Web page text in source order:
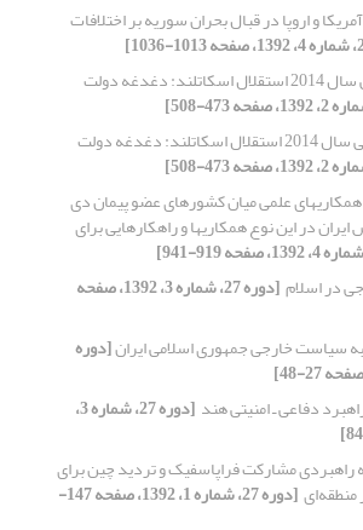
و اروپا در قبال بحران سوریه بر اختلافات
همه‌پرسی سال 2014 استقلال اسکاتلند: دغدغه ‏دولت
همه‌پرسی سال 2014 استقلال اسکاتلند: دغدغه ‏دولت
علمی میان کشورهای عضو پیمان دی‏
در این نوع همکاری‏ها و راهکارهایی برای
در اسلام [دوره 27، شماره 3، 1392، صفحه
به سیاست خارجی جمهوری اسلامی ایران[دوره
دفاعی ـ ‌امنیتی هند [دوره 27، شماره 3،
راهبردی مشارکت فراپاسفیک و تردید ‏چین برای
[دوره 27، شماره 1، 1392، صفحه 147-